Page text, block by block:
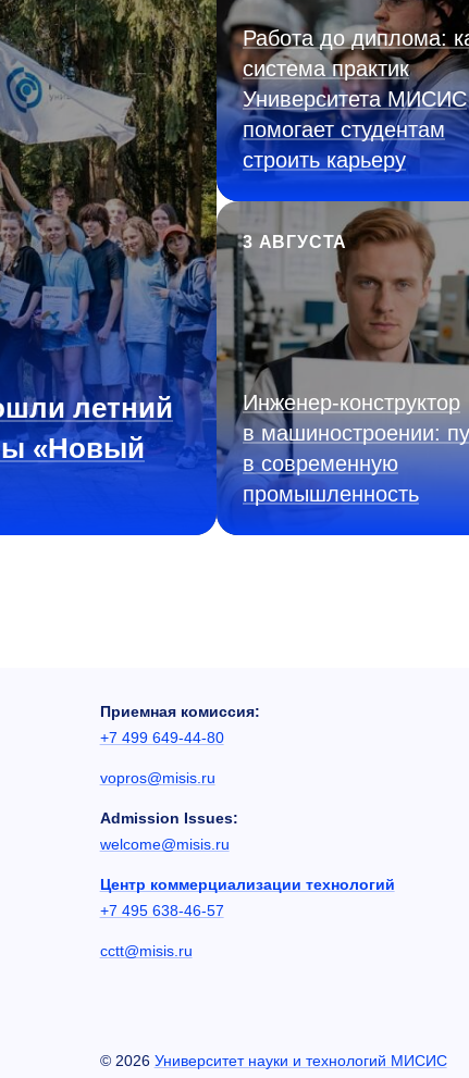
летний
«Новый
Работа до диплома:
система практик
Университета МИСИС
помогает студентам
строить карьеру
3 АВГУСТА
Инженер‑конструктор
в машиностроении:
в современную
промышленность
Приемная комиссия:
+7 499 649-44-80
vopros@misis.ru
Admission Issues:
welcome@misis.ru
Центр коммерциализации технологий
+7 495 638-46-57
cctt@misis.ru
© 2026 Университет науки и технологий МИСИС